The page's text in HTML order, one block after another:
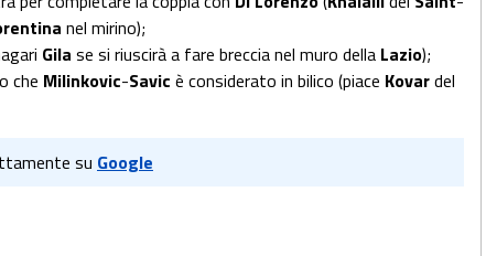
nel mirino);
Gila se si riuscirà a fare breccia nel muro della Lazio);
che Milinkovic-Savic è considerato in bilico (piace Kovardel
su Google